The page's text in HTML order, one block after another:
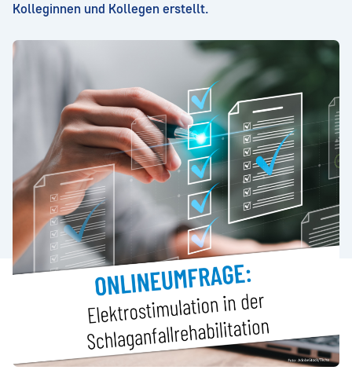
Kolleginnen und Kollegen erstellt.